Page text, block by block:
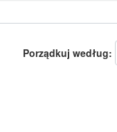
Porządkuj według